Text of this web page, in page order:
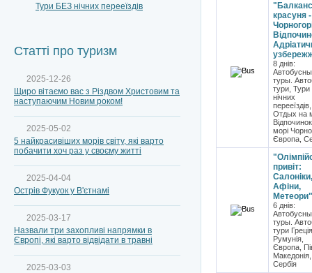
красуня -
8 днів:
туры.
тури,
нічних
перееїздів,
Отдых на
морі
Європа,
привіт:
Салоніки,
Афіни,
Метеори"
6 днів:
туры.
тури
Румунія,
Європа,
Македонія,
Сербія
Тури БЕЗ нічних перееїздів
Статті про туризм
2025-12-26
Щиро вітаємо вас з Різдвом Христовим та
наступаючим Новим роком!
2025-05-02
5 найкрасивіших морів світу, які варто
побачити хоч раз у своєму житті
2025-04-04
Острів Фукуок у В'єтнамі
2025-03-17
Назвали три захопливі напрямки в
Європі, які варто відвідати в травні
2025-03-03